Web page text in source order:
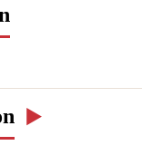
▶️